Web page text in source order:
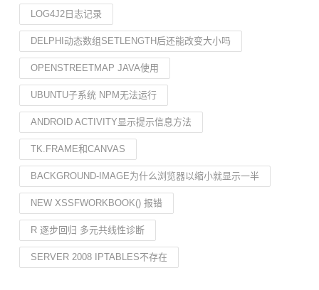
LOG4J2日志记录
DELPHI动态数组SETLENGTH后还能改变大小吗
OPENSTREETMAP JAVA使用
UBUNTU子系统 NPM无法运行
ANDROID ACTIVITY显示提示信息方法
TK.FRAME和CANVAS
BACKGROUND-IMAGE为什么浏览器以缩小就显示一半
NEW XSSFWORKBOOK() 报错
R 逐步回归 多元共线性诊断
SERVER 2008 IPTABLES不存在